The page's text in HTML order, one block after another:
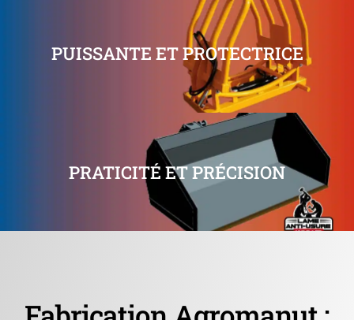
PUISSANTE ET PROTECTRICE
PRATICITÉ ET PRÉCISION